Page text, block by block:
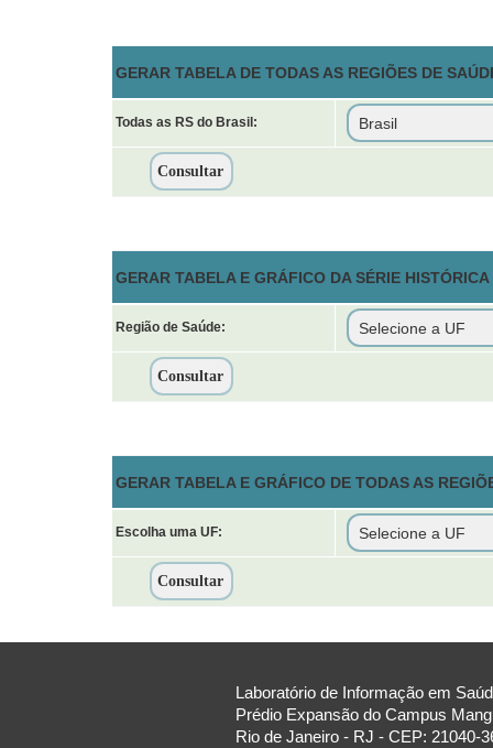
GERAR TABELA DE TODAS AS REGIÕES DE
Todas as RS do Brasil:
GERAR TABELA E GRÁFICO DA SÉRIE
Região de Saúde:
GERAR TABELA E GRÁFICO DE TODAS AS
Escolha uma UF:
Laboratório de Informação em
Prédio Expansão do Campus
Rio de Janeiro - RJ - CEP: 21040-